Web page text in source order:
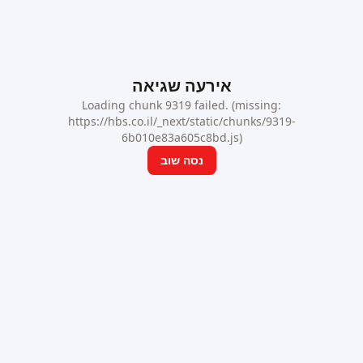
אירעה שגיאה
Loading chunk 9319 failed. (missing:
https://hbs.co.il/_next/static/chunks/9319-
6b010e83a605c8bd.js)